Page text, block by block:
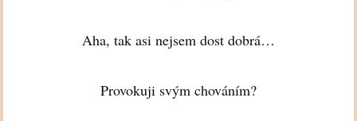
Aha, tak asi nejsem dost dobrá…
Provokuji svým chováním?